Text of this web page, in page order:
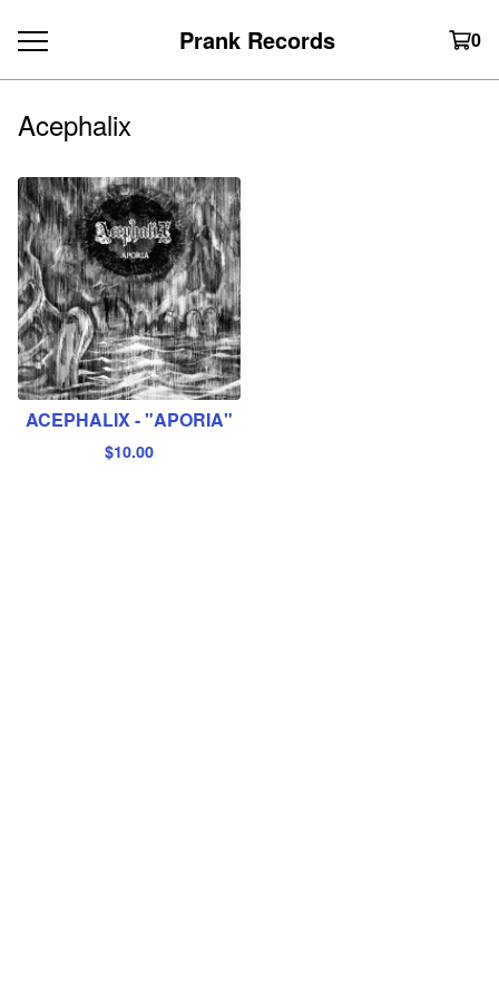
Prank Records 0
Acephalix
ACEPHALIX - "APORIA"
$10.00